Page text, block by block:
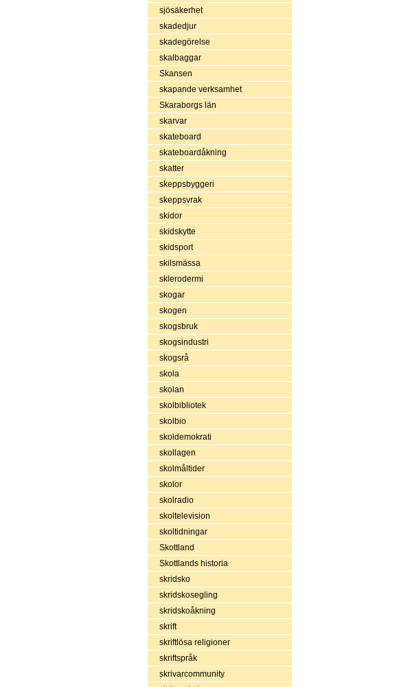
sjösäkerhet
skadedjur
skadegörelse
skalbaggar
Skansen
skapande verksamhet
Skaraborgs län
skarvar
skateboard
skateboardåkning
skatter
skeppsbyggeri
skeppsvrak
skidor
skidskytte
skidsport
skilsmässa
sklerodermi
skogar
skogen
skogsbruk
skogsindustri
skogsrå
skola
skolan
skolbibliotek
skolbio
skoldemokrati
skollagen
skolmåltider
skolor
skolradio
skoltelevision
skoltidningar
Skottland
Skottlands historia
skridsko
skridskosegling
skridskoåkning
skrift
skriftlösa religioner
skriftspråk
skrivarcommunity